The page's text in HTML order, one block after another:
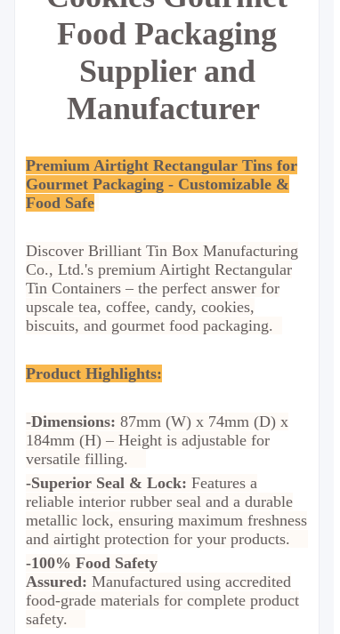
Food Packaging
Supplier and
Manufacturer
Premium Airtight Rectangular Tins for
Gourmet Packaging - Customizable &
Food Safe
Discover Brilliant Tin Box Manufacturing
Co., Ltd.'s premium Airtight Rectangular
Tin Containers – the perfect answer for
upscale tea, coffee, candy, cookies,
biscuits, and gourmet food packaging.
Product Highlights:
-Dimensions: 87mm (W) x 74mm (D) x
184mm (H) – Height is adjustable for
versatile filling.
-Superior Seal & Lock: Features a
reliable interior rubber seal and a durable
metallic lock, ensuring maximum freshness
and airtight protection for your products.
-100% Food Safety
Assured: Manufactured using accredited
food-grade materials for complete product
safety.